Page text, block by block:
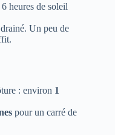
heures de soleil
Un peu de
: environ 1
pour un carré de